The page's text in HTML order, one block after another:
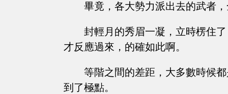
畢竟，各大勢力派出去的武者
封輕月的秀眉一凝，立時楞住
才反應過來，的確如此啊。
等階之間的差距，大多數時候
到了極點。